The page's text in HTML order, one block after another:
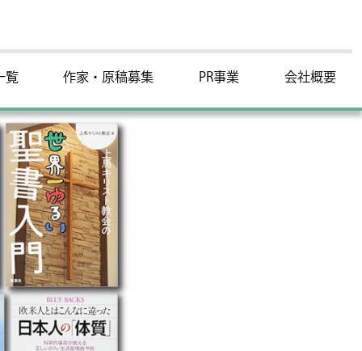
覧 作家・原稿募集 PR事業 会社概要